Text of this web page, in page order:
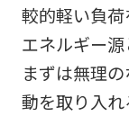
較的軽い負
エネルギー源
まずは無理
動を取り入れ